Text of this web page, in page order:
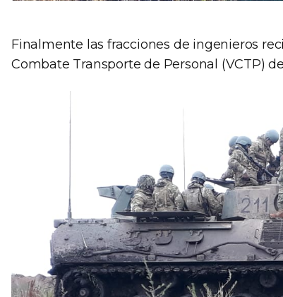
Finalmente las fracciones de ingenieros
Combate Transporte de Personal (VCTP)